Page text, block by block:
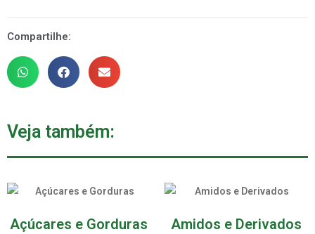
Compartilhe:
Veja também:
Açúcares e Gorduras
Amidos e Derivados